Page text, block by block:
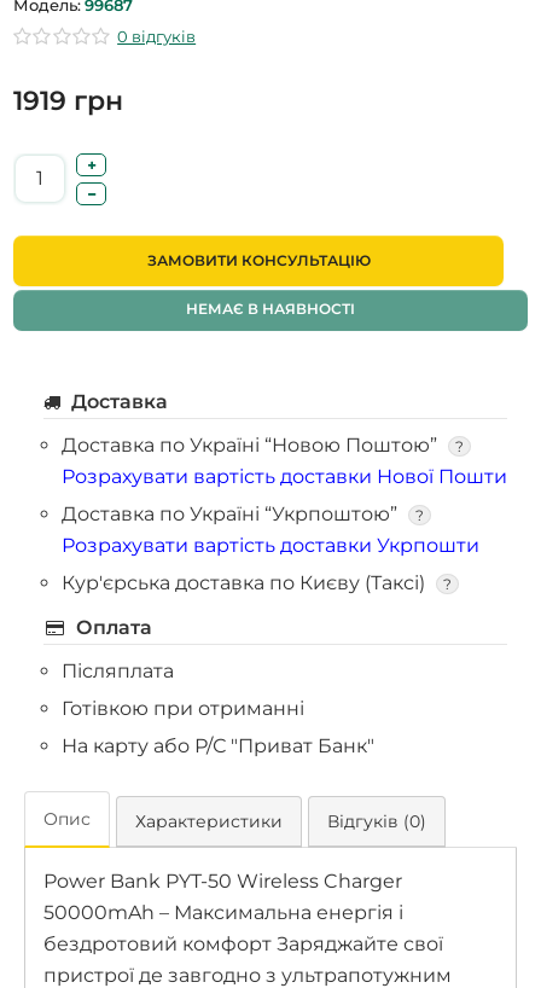
Модель: 99687
0 відгуків
1919 грн
ЗАМОВИТИ КОНСУЛЬТАЦІЮ
НЕМАЄ В НАЯВНОСТІ
Доставка
Доставка по Україні “Новою Поштою”
?
Розрахувати вартість доставки Нової Пошти
Доставка по Україні “Укрпоштою”
?
Розрахувати вартість доставки Укрпошти
Кур'єрська доставка по Києву (Таксі)
?
Оплата
Післяплата
Готівкою при отриманні
На карту або Р/С "Приват Банк"
Опис Характеристики Відгуків (0)
Power Bank PYT-50 Wireless Charger
50000mAh – Максимальна енергія і
бездротовий комфорт Заряджайте свої
пристрої де завгодно з ультрапотужним